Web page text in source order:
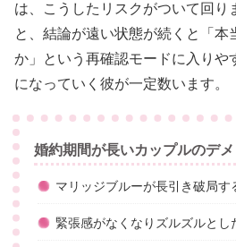
は、こうしたリスクがついて回り
と、結論が遠い状態が続くと「本
か」という再確認モードに入りや
になっていく彼が一定数います。
婚約期間が長いカップルのデメ
マリッジブルーが長引き破局す
緊張感がなくなりズルズルとし